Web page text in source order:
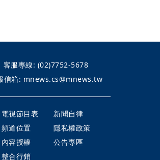
客服專線: (02)7752-5678
信箱: mnews.cs@mnews.tw
電視節目表
新聞自律
頻道位置
隱私權政策
內容授權
公告專區
整合行銷